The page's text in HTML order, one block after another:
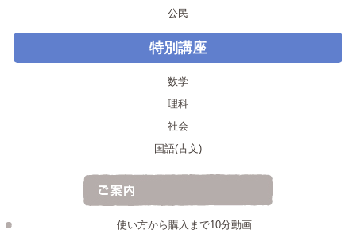
公民
特別講座
数学
理科
社会
国語(古文)
使い方から購入まで10分動画